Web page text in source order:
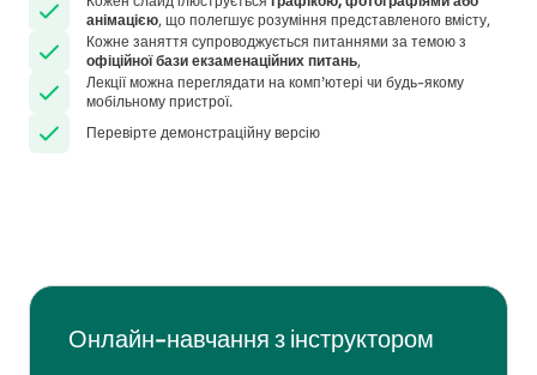
анімацією, що полегшує розуміння представленого вмісту,
Кожне заняття супроводжується питаннями за темою з
офіційної бази екзаменаційних питань,
Лекції можна переглядати на комп’ютері чи будь-якому
мобільному пристрої.
Перевірте демонстраційну версію
Онлайн-навчання з інструктором